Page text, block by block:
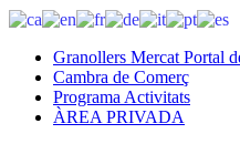
Granollers Mercat Portal
Cambra de Comerç
Programa Activitats
ÀREA PRIVADA